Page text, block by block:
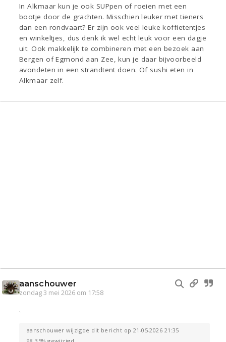
In Alkmaar kun je ook SUPpen of roeien met een
bootje door de grachten. Misschien leuker met tieners
dan een rondvaart? Er zijn ook veel leuke koffietentjes
en winkeltjes, dus denk ik wel echt leuk voor een dagje
uit. Ook makkelijk te combineren met een bezoek aan
Bergen of Egmond aan Zee, kun je daar bijvoorbeeld
avondeten in een strandtent doen. Of sushi eten in
Alkmaar zelf.
aanschouwer
zondag 3 mei 2026 om 17:58
.
aanschouwer wijzigde dit bericht op 21-05-2026 21:35